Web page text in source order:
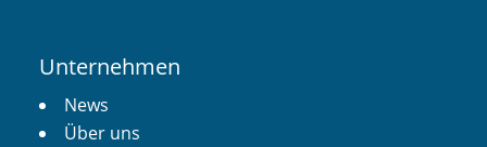
Unternehmen
News
Über uns